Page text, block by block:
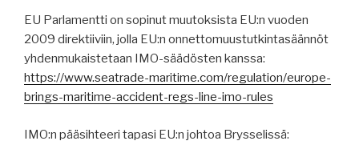
EU Parlamentti on sopinut muutoksista EU:n vuoden
2009 direktiiviin, jolla EU:n onnettomuustutkintasäännöt
yhdenmukaistetaan IMO-säädösten kanssa:
https://www.seatrade-maritime.com/regulation/europe-
brings-maritime-accident-regs-line-imo-rules
IMO:n pääsihteeri tapasi EU:n johtoa Brysselissä: